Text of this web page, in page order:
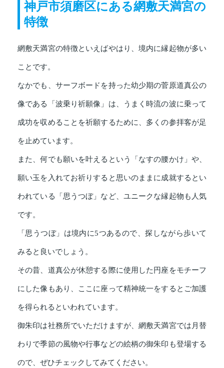
神戸市須磨区にある網敷天満宮の
特徴
網敷天満宮の特徴といえばやはり、境内に縁起物が多い
ことです。
なかでも、サーフボードを持った幼少期の菅原道真公の
像である「波乗り祈願像」は、うまく時流の波に乗って
成功を収めることを祈願するために、多くの参拝客が足
を止めています。
また、何でも願いを叶えるという「なすの腰かけ」や、
願い玉を入れてお祈りすると思いのままに成就するとい
われている「思うつぼ」など、ユニークな縁起物も人気
です。
「思うつぼ」は境内に5つあるので、探しながら歩いて
みると良いでしょう。
その昔、道真公が休憩する際に使用した円座をモチーフ
にした像もあり、ここに座って精神統一をするとご加護
を得られるといわれています。
御朱印は社務所でいただけますが、網敷天満宮では月替
わりで季節の風物や行事などの絵柄の御朱印も登場する
ので、ぜひチェックしてみてください。